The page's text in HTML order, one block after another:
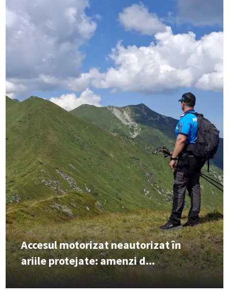
Accesul motorizat neautorizat în
ariile protejate: amenzi d...